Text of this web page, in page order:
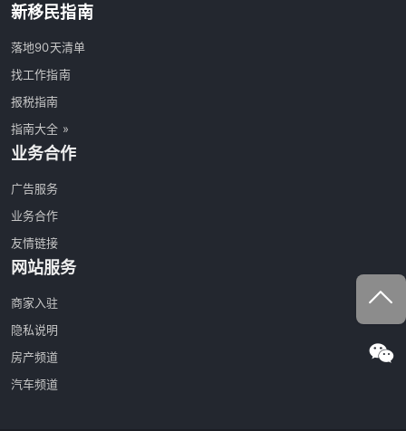
新移民指南
落地90天清单
找工作指南
报税指南
指南大全 »
业务合作
广告服务
业务合作
友情链接
网站服务
商家入驻
隐私说明
房产频道
汽车频道